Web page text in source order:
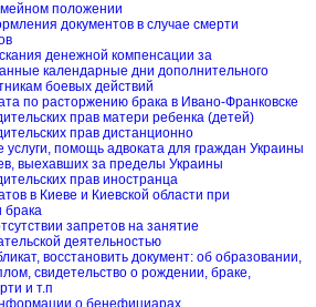
положении
документов в случае смерти
денежной компенсации за
календарные дни дополнительного
боевых действий
по расторжению брака в Ивано-Франковске
прав матери ребенка (детей)
прав дистанционно
услуги, помощь адвоката для граждан Украины
выехавших за пределы Украины
прав иностранца
в Киеве и Киевской области при
брака
запретов на занятие
деятельностью
восстановить документ: об образовании,
свидетельство о рождении, браке,
и т.п
о бенефициарах